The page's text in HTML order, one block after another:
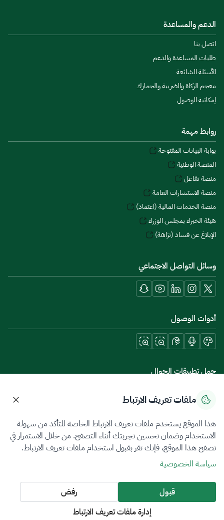
الدعم والمساعدة
اتصل بنا
طلبات المساعدة والدعم
الأسئلة الشائعة
معجم الزكاة والضريبة والجمارك
إمكانية الوصول
روابط مهمة
بوابة البيانات المفتوحة
المنصة الوطنية
منصة تفاعل
منصة الاستشارات العامة
منصة الخدمات المالية (اعتماد)
هيئة الخبراء بمجلس الوزراء
الإبلاغ عن فساد (نزاهة)
وسائل التواصل الاجتماعي
أدوات الوصول
حمل تطبيقات الجوال
سياسة الخصوصيةشروط الاستخدامخريطة الموقع
جميع الحقوق محفوظة 2026 © ZATCA.GOV.SA
تم تطويره وصيانته بواسطة هيئة الزكاة والضريبة والجمارك
آخر تحديث للموقع في
ملفات تعريف الارتباط
هذا الموقع يستخدم ملفات تعريف الارتباط الخاصة للتأكد من سهولة
الاستخدام وضمان تحسين تجربتك أثناء التصفح. من خلال الاستمرار في
تصفح هذا الموقع، فإنك تقر بقبول استخدام ملفات تعريف الارتباط.
سياسة الخصوصية
قبول
رفض
إدارة ملفات تعريف الارتباط